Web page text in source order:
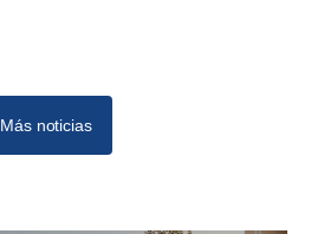
Más noticias